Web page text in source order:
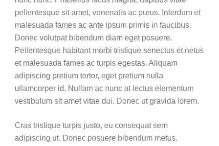
pellentesque sit amet, venenatis ac purus. Interdum et
malesuada fames ac ante ipsum primis in faucibus.
Donec volutpat bibendum diam eget posuere.
Pellentesque habitant morbi tristique senectus et netus
et malesuada fames ac turpis egestas. Aliquam
adipiscing pretium tortor, eget pretium nulla
ullamcorper id. Nullam ac nunc at lectus elementum
vestibulum sit amet vitae dui. Donec ut gravida lorem.
Cras tristique turpis justo, eu consequat sem
adipiscing ut. Donec posuere bibendum metus.